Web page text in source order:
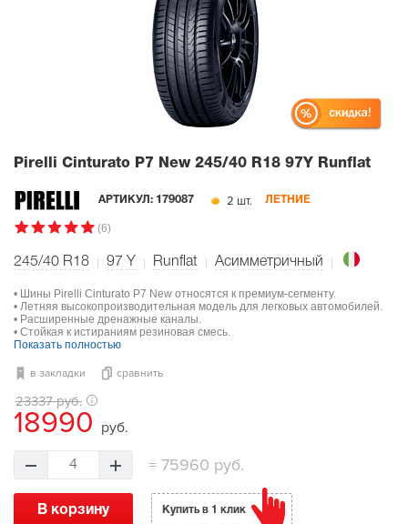
Pirelli Cinturato P7 New 245/40 R18 97Y Runflat
АРТИКУЛ: 179087 2 шт. ЛЕТНИЕ
(6)
245/40 R18 97 Y Runflat Асимметричный
• Шины Pirelli Cinturato P7 New относятся к премиум-сегменту.
• Летняя высокопроизводительная модель для легковых автомобилей.
• Расширенные дренажные каналы.
• Стойкая к истираниям резиновая смесь.
Показать полностью
в закладки сравнить
23337 руб.
18990 руб.
4 = 75960 руб.
В корзину Купить в 1 клик